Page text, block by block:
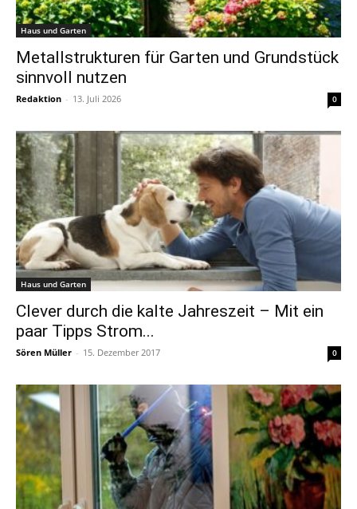
Haus und Garten
Metallstrukturen für Garten und Grundstück
sinnvoll nutzen
Redaktion - 13. Juli 2026 0
Haus und Garten
Clever durch die kalte Jahreszeit – Mit ein
paar Tipps Strom...
Sören Müller - 15. Dezember 2017 0